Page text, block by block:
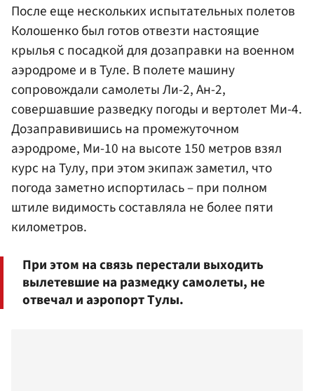
После еще нескольких испытательных полетов
Колошенко был готов отвезти настоящие
крылья с посадкой для дозаправки на военном
аэродроме и в Туле. В полете машину
сопровождали самолеты Ли-2, Ан-2,
совершавшие разведку погоды и вертолет Ми-4.
Дозаправивишись на промежуточном
аэродроме, Ми-10 на высоте 150 метров взял
курс на Тулу, при этом экипаж заметил, что
погода заметно испортилась – при полном
штиле видимость составляла не более пяти
километров.
При этом на связь перестали выходить
вылетевшие на размедку самолеты, не
отвечал и аэропорт Тулы.